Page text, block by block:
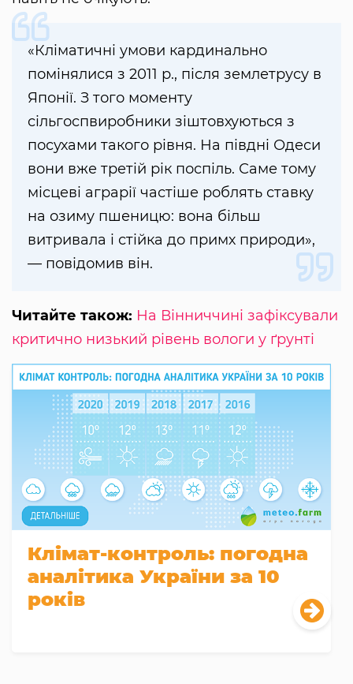
«Кліматичні умови кардинально
помінялися з 2011 р., після землетрусу в
Японії. З того моменту
сільгоспвиробники зіштовхуються з
посухами такого рівня. На півдні Одеси
вони вже третій рік поспіль. Саме тому
місцеві аграрії частіше роблять ставку
на озиму пшеницю: вона більш
витривала і стійка до примх природи»,
— повідомив він.
Читайте також: На Вінниччині зафіксували
критично низький рівень вологи у ґрунті
Клімат-контроль: погодна
аналітика України за 10
років